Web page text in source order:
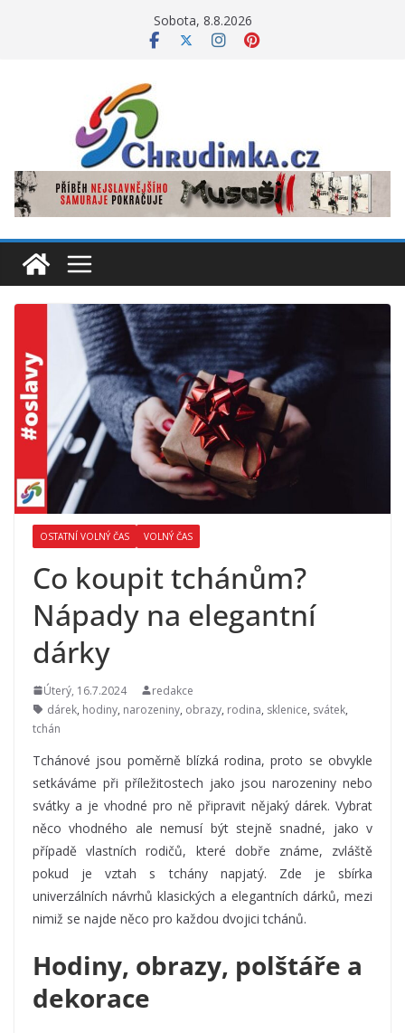
Sobota, 8.8.2026
OSTATNÍ VOLNÝ ČAS VOLNÝ ČAS
Co koupit tchánům?
Nápady na elegantní
dárky
Úterý, 16.7.2024
redakce
dárek, hodiny, narozeniny, obrazy, rodina, sklenice, svátek,
tchán
Tchánové jsou poměrně blízká rodina, proto se obvykle
setkáváme při příležitostech jako jsou narozeniny nebo
svátky a je vhodné pro ně připravit nějaký dárek. Vybrat
něco vhodného ale nemusí být stejně snadné, jako v
případě vlastních rodičů, které dobře známe, zvláště
pokud je vztah s tchány napjatý. Zde je sbírka
univerzálních návrhů klasických a elegantních dárků, mezi
nimiž se najde něco pro každou dvojici tchánů.
Hodiny, obrazy, polštáře a
dekorace